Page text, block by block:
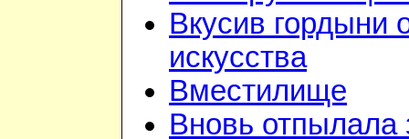
Вкусив гордыни
искусства
Вместилище
Вновь отпылала